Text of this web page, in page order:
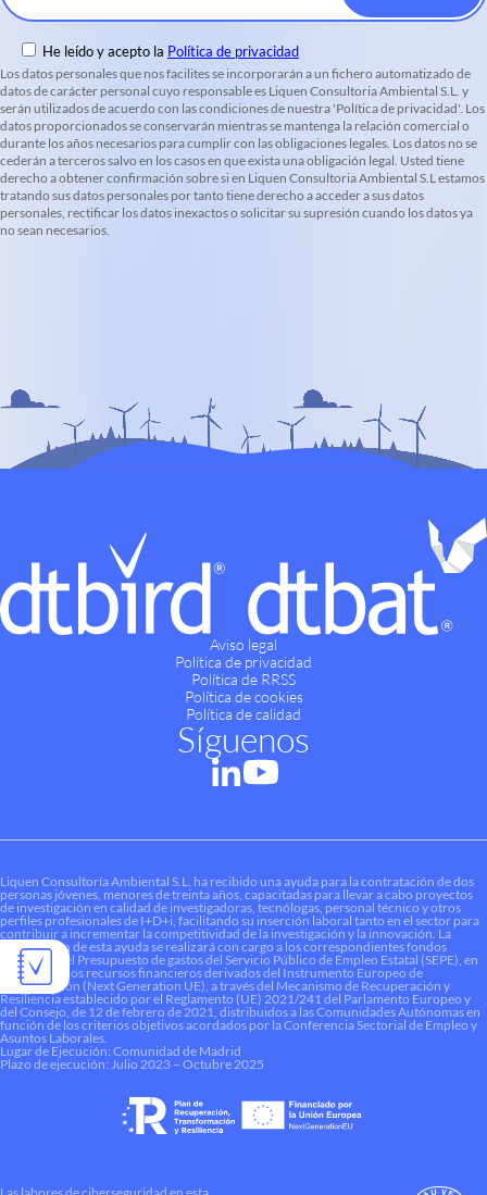
He leído y acepto la Política de privacidad
Los datos personales que nos facilites se incorporarán a un fichero automatizado de
datos de carácter personal cuyo responsable es Liquen Consultoria Ambiental S.L. y
serán utilizados de acuerdo con las condiciones de nuestra 'Política de privacidad'. Los
datos proporcionados se conservarán mientras se mantenga la relación comercial o
durante los años necesarios para cumplir con las obligaciones legales. Los datos no se
cederán a terceros salvo en los casos en que exista una obligación legal. Usted tiene
derecho a obtener confirmación sobre si en Liquen Consultoria Ambiental S.L estamos
tratando sus datos personales por tanto tiene derecho a acceder a sus datos
personales, rectificar los datos inexactos o solicitar su supresión cuando los datos ya
no sean necesarios.
Aviso legal
Política de privacidad
Política de RRSS
Política de cookies
Política de calidad
Síguenos
Liquen Consultoría Ambiental S.L. ha recibido una ayuda para la contratación de dos
personas jóvenes, menores de treinta años, capacitadas para llevar a cabo proyectos
de investigación en calidad de investigadoras, tecnólogas, personal técnico y otros
perfiles profesionales de I+D+i, facilitando su inserción laboral tanto en el sector para
contribuir a incrementar la competitividad de la investigación y la innovación. La
financiación de esta ayuda se realizará con cargo a los correspondientes fondos
dotados en el Presupuesto de gastos del Servicio Público de Empleo Estatal (SEPE), en
el marco de los recursos financieros derivados del Instrumento Europeo de
Recuperación (Next Generation UE), a través del Mecanismo de Recuperación y
Resiliencia establecido por el Reglamento (UE) 2021/241 del Parlamento Europeo y
del Consejo, de 12 de febrero de 2021, distribuidos a las Comunidades Autónomas en
función de los criterios objetivos acordados por la Conferencia Sectorial de Empleo y
Asuntos Laborales.
Lugar de Ejecución: Comunidad de Madrid
Plazo de ejecución: Julio 2023 – Octubre 2025